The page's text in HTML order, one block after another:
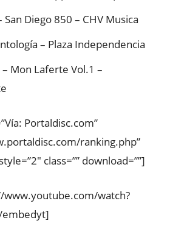
San Diego 850 – CHV Musica
– Plaza Independencia
– Mon Laferte Vol.1 –
Portaldisc.com”
ranking.php”
class=”” download=””]
watch?
embedyt]